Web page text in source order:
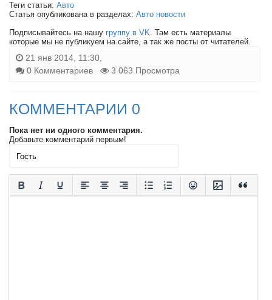
Теги статьи: Авто
Статья опубликована в разделах: Авто новости
Подписывайтесь на нашу группу в VK. Там есть материалы
которые мы не публикуем на сайте, а так же посты от читателей.
21 янв 2014, 11:30,
0 Комментариев
3 063 Просмотра
КОММЕНТАРИИ 0
Пока нет ни одного комментария.
Добавьте комментарий первым!